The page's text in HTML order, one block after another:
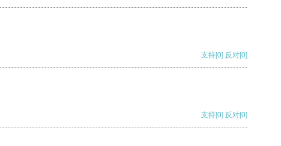
支持[0] 反对[0]
支持[0] 反对[0]